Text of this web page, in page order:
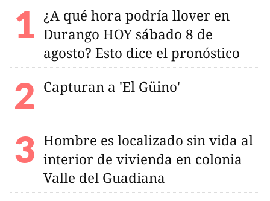
¿A qué hora podría llover en
Durango HOY sábado 8 de
agosto? Esto dice el pronóstico
Capturan a 'El Güino'
Hombre es localizado sin vida al
interior de vivienda en colonia
Valle del Guadiana